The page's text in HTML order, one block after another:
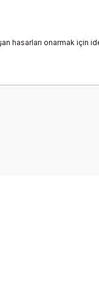
onarmak için